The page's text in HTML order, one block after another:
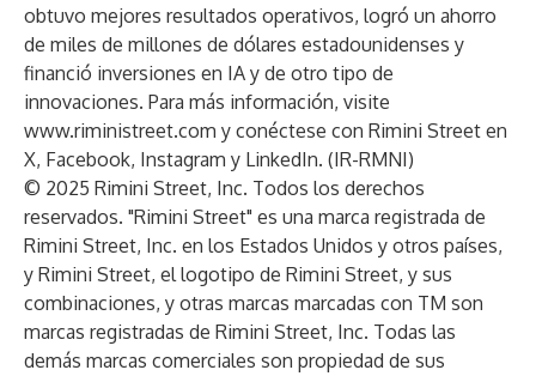
obtuvo mejores resultados operativos, logró un ahorro
de miles de millones de dólares estadounidenses y
financió inversiones en IA y de otro tipo de
innovaciones. Para más información, visite
www.riministreet.com y conéctese con Rimini Street en
X, Facebook, Instagram y LinkedIn. (IR-RMNI)
© 2025 Rimini Street, Inc. Todos los derechos
reservados. "Rimini Street" es una marca registrada de
Rimini Street, Inc. en los Estados Unidos y otros países,
y Rimini Street, el logotipo de Rimini Street, y sus
combinaciones, y otras marcas marcadas con TM son
marcas registradas de Rimini Street, Inc. Todas las
demás marcas comerciales son propiedad de sus